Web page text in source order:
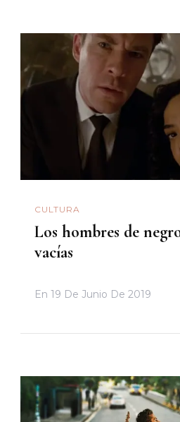
CULTURA
Los hombres de
vacías
En 19 De Junio De 2019